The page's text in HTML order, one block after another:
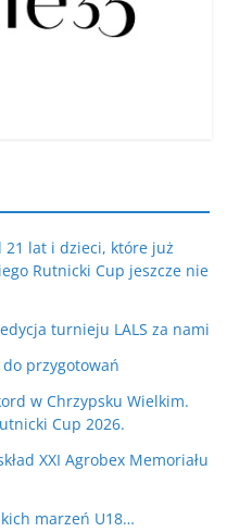
21 lat i dzieci, które już
Rutnicki Cup jeszcze nie
turnieju LALS za nami
do przygotowań
w Chrzypsku Wielkim.
Cup 2026.
XXI Agrobex Memoriału
marzeń U18…